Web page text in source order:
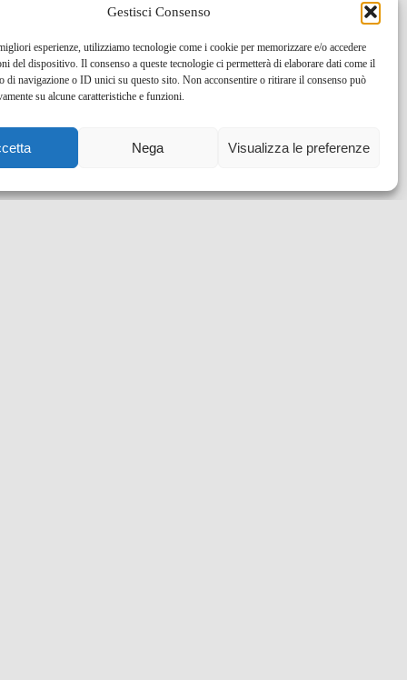
Gestisci Consenso
esperienze, utilizziamo tecnologie come i cookie per memorizzare e/o accedere
del dispositivo. Il consenso a queste tecnologie ci permetterà di elaborare dati come il
di navigazione o ID unici su questo sito. Non acconsentire o ritirare il consenso può
su alcune caratteristiche e funzioni.
Nega Visualizza le preferenze